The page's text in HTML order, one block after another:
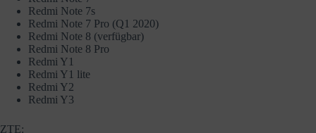
Redmi Note 7s
Redmi Note 7 Pro (Q1 2020)
Redmi Note 8 (verfügbar)
Redmi Note 8 Pro
Redmi Y1
Redmi Y1 lite
Redmi Y2
Redmi Y3
ZTE: